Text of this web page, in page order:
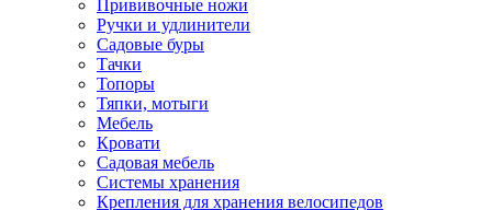
Прививочные ножи
Ручки и удлинители
Садовые буры
Тачки
Топоры
Тяпки, мотыги
Мебель
Кровати
Садовая мебель
Системы хранения
Крепления для хранения велосипедов